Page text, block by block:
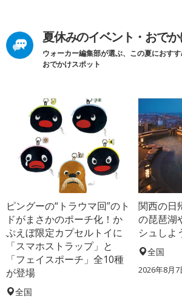
夏休みのイベント・おで
ウォーカー編集部が選ぶ、この夏におす
おでかけスポット
ピングーの“トラウマ回”のト
ドがまさかのポーチ化！か
ぷえぼ限定カプセルトイに
「スマホストラップ」と
「フェイスポーチ」全10種
が登場
全国
関西の日
の琵琶湖
シュしよ
全国
2026年8月7